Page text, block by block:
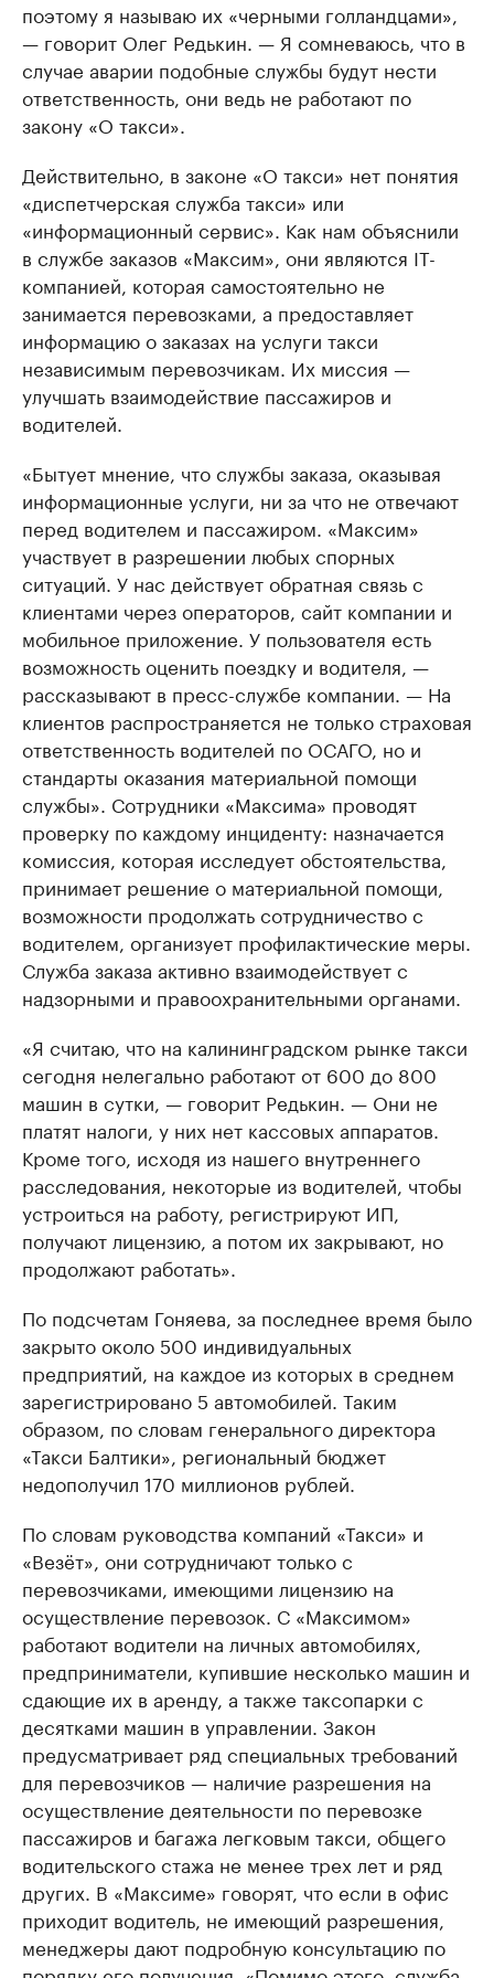
поэтому я называю их «черными голландцами»,
— говорит Олег Редькин. — Я сомневаюсь, что в
случае аварии подобные службы будут нести
ответственность, они ведь не работают по
закону «О такси».
Действительно, в законе «О такси» нет понятия
«диспетчерская служба такси» или
«информационный сервис». Как нам объяснили
в службе заказов «Максим», они являются IT-
компанией, которая самостоятельно не
занимается перевозками, а предоставляет
информацию о заказах на услуги такси
независимым перевозчикам. Их миссия —
улучшать взаимодействие пассажиров и
водителей.
«Бытует мнение, что службы заказа, оказывая
информационные услуги, ни за что не отвечают
перед водителем и пассажиром. «Максим»
участвует в разрешении любых спорных
ситуаций. У нас действует обратная связь с
клиентами через операторов, сайт компании и
мобильное приложение. У пользователя есть
возможность оценить поездку и водителя, —
рассказывают в пресс-службе компании. — На
клиентов распространяется не только страховая
ответственность водителей по ОСАГО, но и
стандарты оказания материальной помощи
службы». Сотрудники «Максима» проводят
проверку по каждому инциденту: назначается
комиссия, которая исследует обстоятельства,
принимает решение о материальной помощи,
возможности продолжать сотрудничество с
водителем, организует профилактические меры.
Служба заказа активно взаимодействует с
надзорными и правоохранительными органами.
«Я считаю, что на калининградском рынке такси
сегодня нелегально работают от 600 до 800
машин в сутки, — говорит Редькин. — Они не
платят налоги, у них нет кассовых аппаратов.
Кроме того, исходя из нашего внутреннего
расследования, некоторые из водителей, чтобы
устроиться на работу, регистрируют ИП,
получают лицензию, а потом их закрывают, но
продолжают работать».
По подсчетам Гоняева, за последнее время было
закрыто около 500 индивидуальных
предприятий, на каждое из которых в среднем
зарегистрировано 5 автомобилей. Таким
образом, по словам генерального директора
«Такси Балтики», региональный бюджет
недополучил 170 миллионов рублей.
По словам руководства компаний «Такси» и
«Везёт», они сотрудничают только с
перевозчиками, имеющими лицензию на
осуществление перевозок. С «Максимом»
работают водители на личных автомобилях,
предприниматели, купившие несколько машин и
сдающие их в аренду, а также таксопарки с
десятками машин в управлении. Закон
предусматривает ряд специальных требований
для перевозчиков — наличие разрешения на
осуществление деятельности по перевозке
пассажиров и багажа легковым такси, общего
водительского стажа не менее трех лет и ряд
других. В «Максиме» говорят, что если в офис
приходит водитель, не имеющий разрешения,
менеджеры дают подробную консультацию по